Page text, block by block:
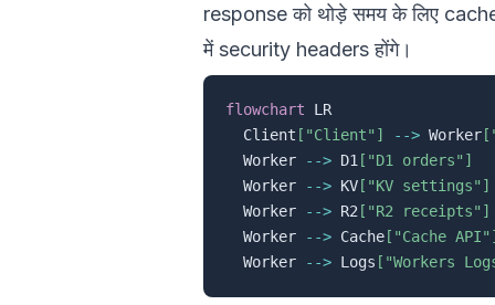
response को थोड़े समय के लिए
में security headers होंगे।
flowchart LR
  Client
["Client"] --> Worker
  Worker
--> D1 ["D1 orders"]
  Worker
--> KV ["KV settings"]
  Worker
--> R2 ["R2 receipts"]
  Worker
--> Cache ["Cache
  Worker
--> Logs ["Workers